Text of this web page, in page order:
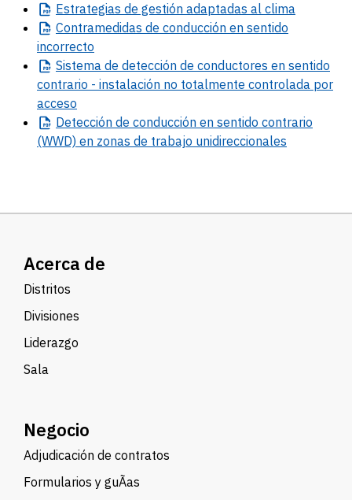
Estrategias de gestión adaptadas al clima
Contramedidas de conducción en sentido
incorrecto
Sistema de detección de conductores en sentido
contrario - instalación no totalmente controlada por
acceso
Detección de conducción en sentido contrario
(WWD) en zonas de trabajo unidireccionales
Acerca de
Distritos
Divisiones
Liderazgo
Sala
Negocio
Adjudicación de contratos
Formularios y guÃ­as